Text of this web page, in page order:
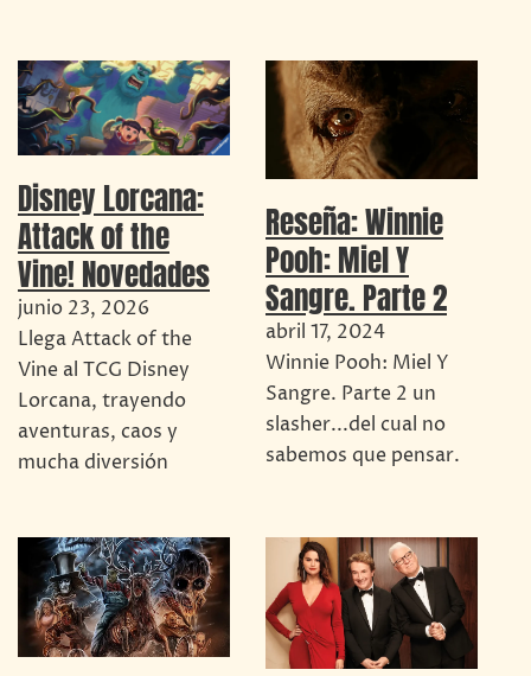
Disney Lorcana:
Attack of the
Vine! Novedades
junio 23, 2026
Llega Attack of the
Vine al TCG Disney
Lorcana, trayendo
aventuras, caos y
mucha diversión
Reseña: Winnie
Pooh: Miel Y
Sangre. Parte 2
abril 17, 2024
Winnie Pooh: Miel Y
Sangre. Parte 2 un
slasher...del cual no
sabemos que pensar.